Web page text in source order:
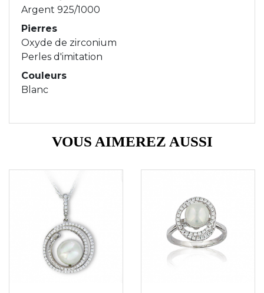
Argent 925/1000
Pierres
Oxyde de zirconium
Perles d'imitation
Couleurs
Blanc
VOUS AIMEREZ AUSSI